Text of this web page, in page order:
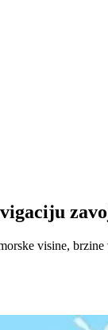
visine,